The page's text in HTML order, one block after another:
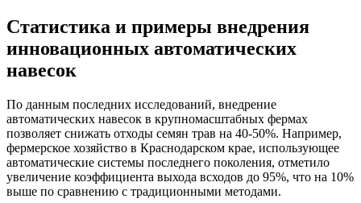
Статистика и примеры внедрения
инновационных автоматических
навесок
По данным последних исследований, внедрение
автоматических навесок в крупномасштабных фермах
позволяет снижать отходы семян трав на 40-50%. Например,
фермерское хозяйство в Краснодарском крае, использующее
автоматические системы последнего поколения, отметило
увеличение коэффициента выхода всходов до 95%, что на 10%
выше по сравнению с традиционными методами.